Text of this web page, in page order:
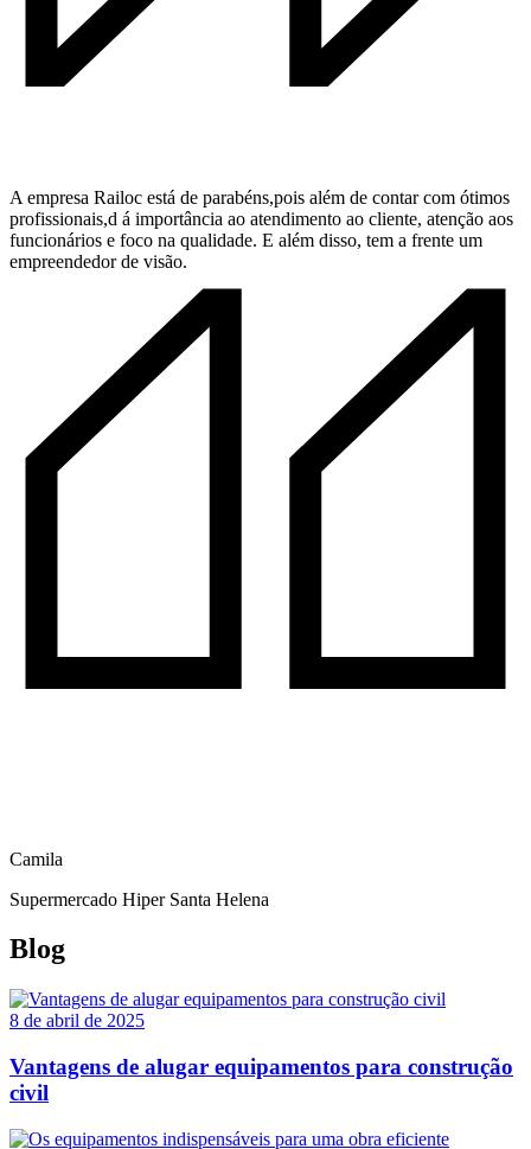
A empresa Railoc está de parabéns,pois além de contar com ótimos
profissionais,d á importância ao atendimento ao cliente, atenção aos
funcionários e foco na qualidade. E além disso, tem a frente um
empreendedor de visão.
Camila
Supermercado Hiper Santa Helena
Blog
8 de abril de 2025
Vantagens de alugar equipamentos para construção
civil